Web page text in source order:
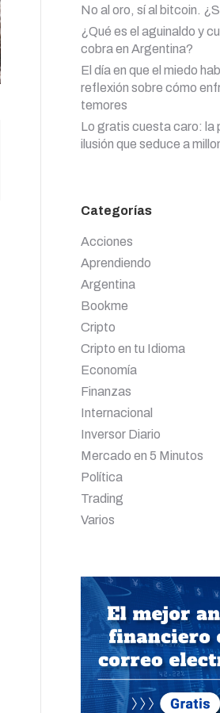
No al oro, sí al bitcoin.
¿Qué es el aguinaldo y
cobra en Argentina?
El día en que el miedo
reflexión sobre cómo
temores
Lo gratis cuesta caro: la
ilusión que seduce a
Categorías
Acciones
Aprendiendo
Argentina
Bookme
Cripto
Cripto en tu Idioma
Economía
Finanzas
Internacional
Inversor Diario
Mercado en 5 Minutos
Política
Trading
Varios